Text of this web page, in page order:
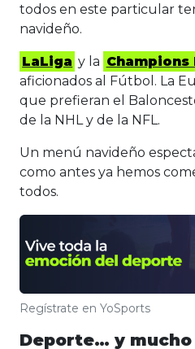
todos en este particular
navideño.
LaLiga y la Champions
aficionados al Fútbol. La
que prefieran el
de la NHL y de la NFL.
Un menú navideño
como antes ya hemos
todos.
Regístrate en YoSports
Deporte… y mucho